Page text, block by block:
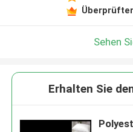
Sehen
Erhalten Sie